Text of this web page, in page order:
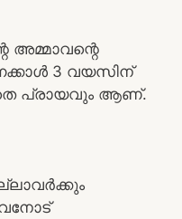
അമ്മാവന്റെ
3 വയസിന്
പ്രായവും ആണ്.